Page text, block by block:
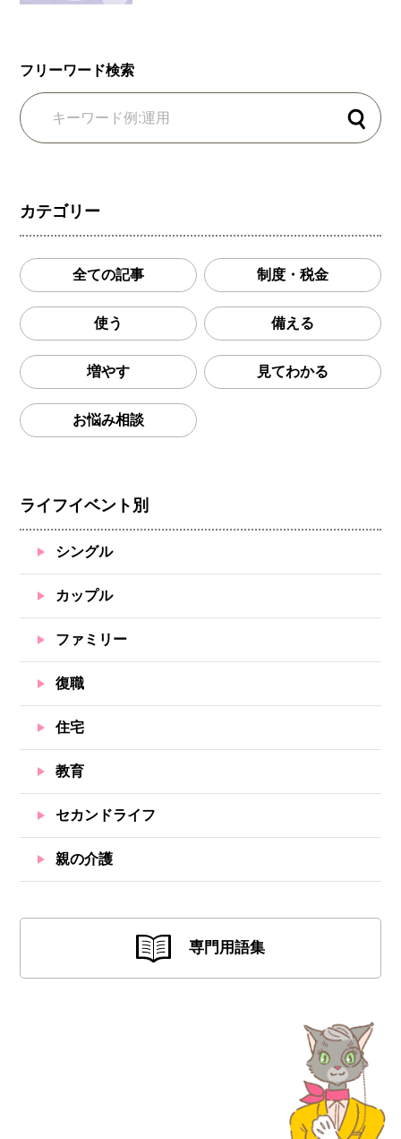
フリーワード検索
カテゴリー
全ての記事 制度・税金
使う 備える
増やす 見てわかる
お悩み相談
ライフイベント別
シングル
カップル
ファミリー
復職
住宅
教育
セカンドライフ
親の介護
専門用語集